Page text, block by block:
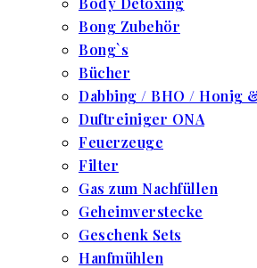
Bong Zubehör
Bong`s
Bücher
Dabbing / BHO / Honig
Duftreiniger ONA
Feuerzeuge
Filter
Gas zum Nachfüllen
Geheimverstecke
Geschenk Sets
Hanfmühlen